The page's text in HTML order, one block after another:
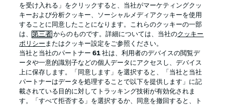
Official Partners
を受け入れる」をクリックすると、当社がマーケティングクッ
キーおよび分析クッキー、ソーシャルメディアクッキーを使用
することに同意したことになります。これらのクッキーの一部
は、第三者 からのものです。詳細については、当社のクッキー
ポリシー またはクッキー設定をご参照ください。
当社と当社のパートナー61 社は、利用者のデバイスの閲覧デ
ータや一意的識別子などの個人データにアクセスし、デバイス
上に保存します。「同意します」を選択すると、「当社と当社
パートナーはデータを処理することで以下を提供します」に記
載されている目的に対してトラッキング技術が有効化されま
す。「すべて拒否する」を選択するか、同意を撤回すると、ト